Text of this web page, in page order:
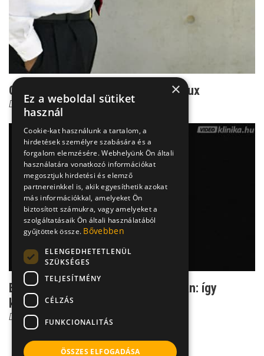
Gyilkosod is lehet a kezeletlen reflux
Dr. Borbényi Erika
Elengedő szeretet a halál kapujában: így
kezelhető az elfoga...
Dr. Borbényi Erika
×
Ez a weboldal sütiket
használ
Cookie-kat használunk a tartalom, a
hirdetések személyre szabására és a
forgalom elemzésére. Webhelyünk Ön általi
használatára vonatkozó információkat
megosztjuk hirdetési és elemző
partnereinkkel is, akik egyesíthetik azokat
más információkkal, amelyeket Ön
biztosított számukra, vagy amelyeket a
szolgáltatásaik Ön általi használatából
gyűjtöttek össze. Bővebben
ELENGEDHETETLENÜL
SZÜKSÉGES
TELJESÍTMÉNY
CÉLZÁS
FUNKCIONALITÁS
ÖSSZES ELFOGADÁSA